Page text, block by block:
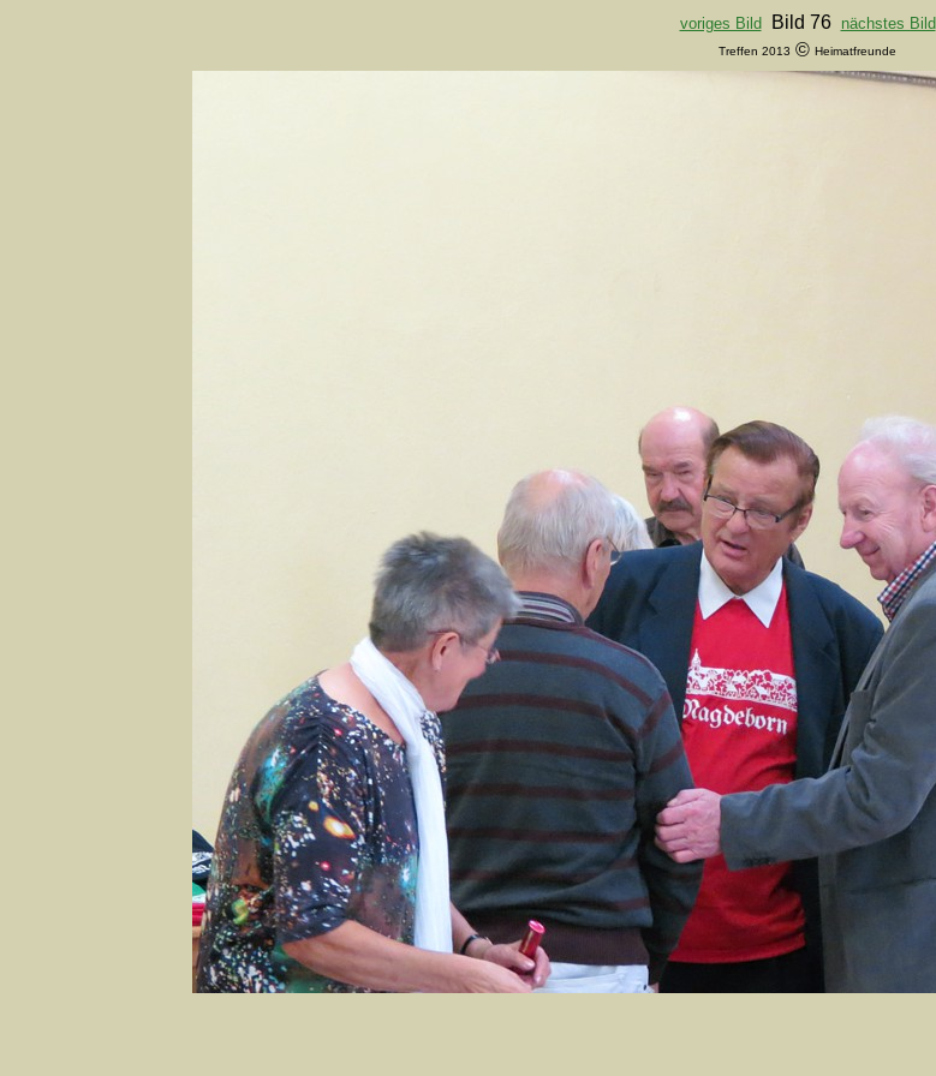
voriges BildBild 76 nächstes Bild
Treffen 2013 © Heimatfreunde